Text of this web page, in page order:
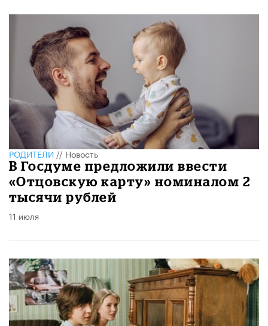
РОДИТЕЛИ//Новость
В Госдуме предложили ввести
«Отцовскую карту» номиналом 2
тысячи рублей
11 июля